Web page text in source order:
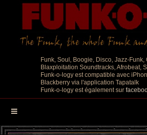
Funk, Soul, Boogie, Disco, Jazz-
Blaxploitation Soundtracks, Afrobeat,
Funk-o-logy est compatible avec
Blackberry via l'application Tapatalk
Funk-o-logy est également sur